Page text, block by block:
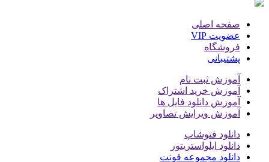
صفحه اصلی
عضویت VIP
فروشگاه
پشتیبانی
آموزش ثبت نام
آموزش خرید اشتراک
آموزش دانلود فایل ها
آموزش ویرایش تصاویر
دانلود فتوشاپ
دانلود ایلواستریتور
دانلود مجموعه فونت